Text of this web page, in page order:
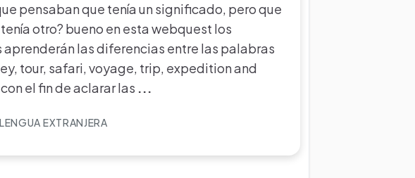
pensaban que tenía un significado, pero que
otro? bueno en esta webquest los
las diferencias entre las palabras
tour, safari, voyage, trip, expedition and
el fin de aclarar las ...
LENGUA EXTRANJERA